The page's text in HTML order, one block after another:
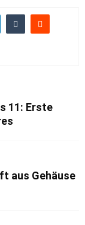
11: Erste
aus Gehäuse